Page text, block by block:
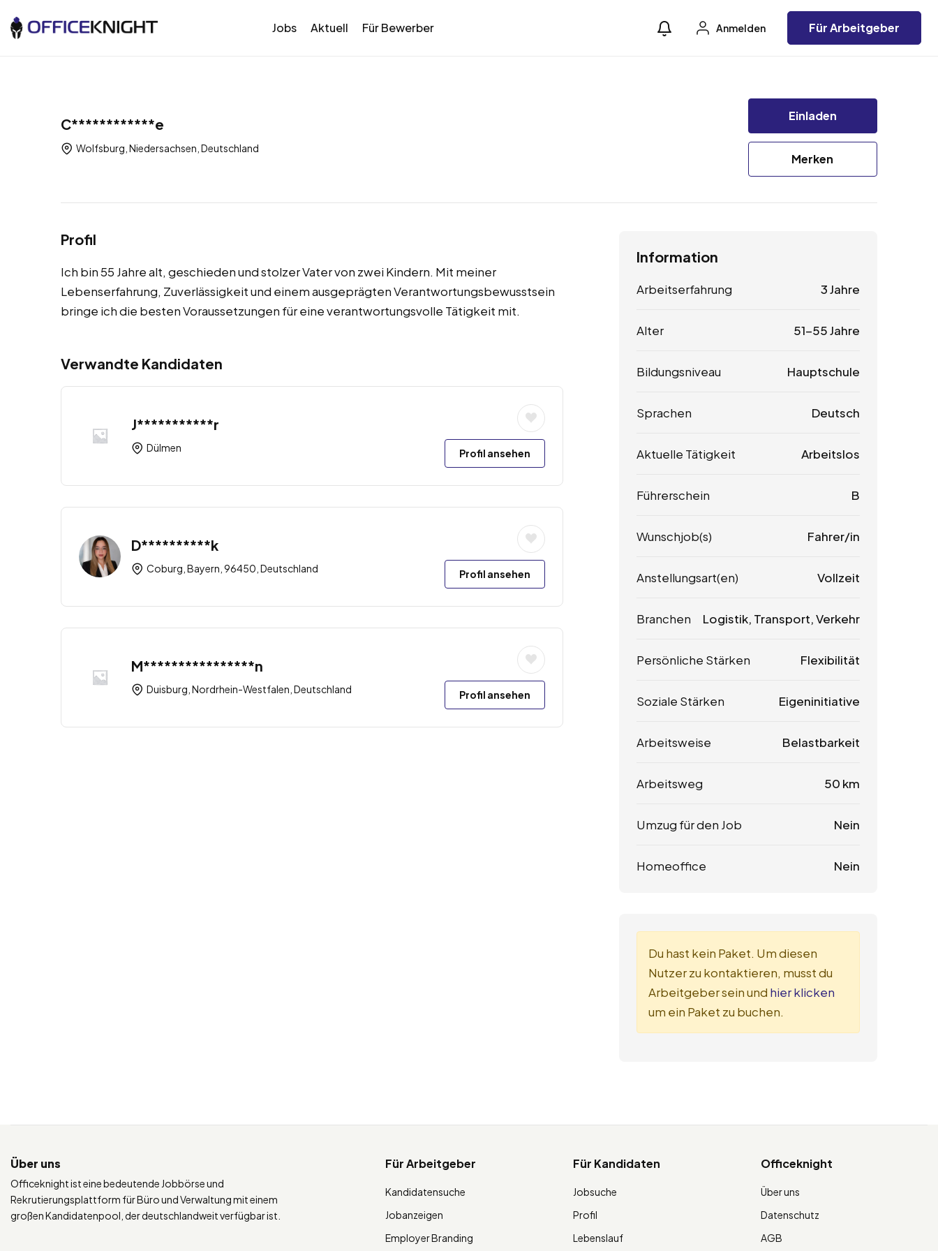
Jobs Aktuell Für Bewerber Anmelden Für Arbeitgeber
C************e
Wolfsburg, Niedersachsen, Deutschland
Einladen
Merken
Profil
Ich bin 55 Jahre alt, geschieden und stolzer Vater von zwei Kindern. Mit meiner
Lebenserfahrung, Zuverlässigkeit und einem ausgeprägten Verantwortungsbewusstsein
bringe ich die besten Voraussetzungen für eine verantwortungsvolle Tätigkeit mit.
Verwandte Kandidaten
J***********r
Dülmen Profil ansehen
D**********k
Coburg, Bayern, 96450, Deutschland Profil ansehen
M****************n
Duisburg, Nordrhein-Westfalen, Deutschland Profil ansehen
Information
Arbeitserfahrung 3 Jahre
Alter 51-55 Jahre
Bildungsniveau Hauptschule
Sprachen Deutsch
Aktuelle Tätigkeit Arbeitslos
Führerschein B
Wunschjob(s) Fahrer/in
Anstellungsart(en) Vollzeit
Branchen Logistik, Transport, Verkehr
Persönliche Stärken Flexibilität
Soziale Stärken Eigeninitiative
Arbeitsweise Belastbarkeit
Arbeitsweg 50 km
Umzug für den Job Nein
Homeoffice Nein
Du hast kein Paket. Um diesen
Nutzer zu kontaktieren, musst du
Arbeitgeber sein und hier klicken
um ein Paket zu buchen.
Über uns
Officeknight ist eine bedeutende Jobbörse und
Rekrutierungsplattform für Büro und Verwaltung mit einem
großen Kandidatenpool, der deutschlandweit verfügbar ist.
Für Arbeitgeber
Kandidatensuche
Jobanzeigen
Employer Branding
Für Kandidaten
Jobsuche
Profil
Lebenslauf
Officeknight
Über uns
Datenschutz
AGB